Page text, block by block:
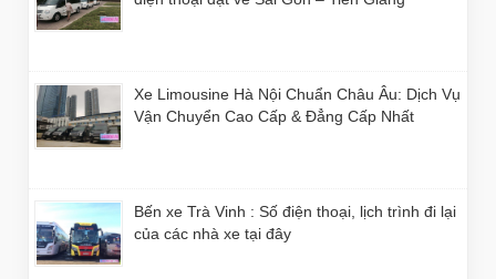
Xe Limousine Hà Nội Chuẩn Châu Âu: Dịch Vụ
Vận Chuyển Cao Cấp & Đẳng Cấp Nhất
Bến xe Trà Vinh : Số điện thoại, lịch trình đi lại
của các nhà xe tại đây